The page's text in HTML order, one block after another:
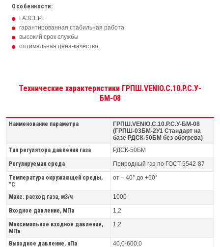
Особенности:
ГАЗСЕРТ
гарантированная стабильная работа
высокий срок службы
оптимальная цена-качество.
Технические характеристики ГРПШ.VENIO.C.10.P.C.У-
БМ-08
Наименование параметра
ГРПШ.VENIO.C.10.P.C.У-БМ-08
(ГРПШ-03БМ-2У1 Стандарт на
базе РДСК-50БМ без обогрева)
Тип регулятора давления газа
РДСК-50БМ
Регулируемая среда
Природный газ по ГОСТ 5542-87
Температура окружающей среды,
°C
от – 40° до +60°
Макс. расход газа, м3/ч
1000
Входное давление, МПа
1,2
Максимальное входное давление,
МПа
1,2
Выходное давление, кПа
40,0-600,0